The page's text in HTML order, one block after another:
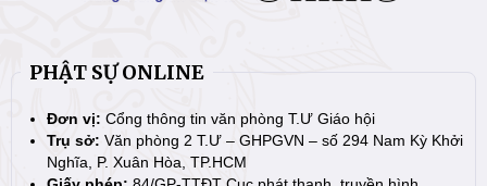
PHẬT SỰ ONLINE
Đơn vị: Cổng thông tin văn phòng T.Ư Giáo hội
Trụ sở: Văn phòng 2 T.Ư – GHPGVN – số 294 Nam Kỳ Khởi
Nghĩa, P. Xuân Hòa, TP.HCM